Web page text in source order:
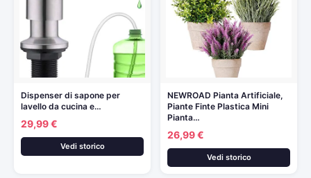
Dispenser di sapone per
lavello da cucina e…
29,99 €
Vedi storico
NEWROAD Pianta Artificiale,
Piante Finte Plastica Mini
Pianta…
26,99 €
Vedi storico